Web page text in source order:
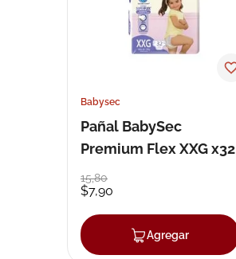
Babysec
Pañal BabySec
Premium Flex XXG x32
15,80
$7,90
Agregar